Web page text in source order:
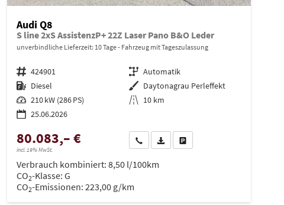
Audi Q8
S line 2xS AssistenzP+ 22Z Laser Pano B&O Leder
unverbindliche Lieferzeit: 10 Tage Fahrzeug mit Tageszulassung
Fahrzeugnr. 424901 Getriebe Automatik
Kraftstoff Diesel Außenfarbe Daytonagrau Perleffekt
Leistung 210 kW (286 PS) Kilometerstand 10 km
25.06.2026
80.083,– €
incl. 19% MwSt.
Wir rufen Sie anPDF-Datei, Fahrzeugexposé drucken
Drucken, parken oder
Verbrauch kombiniert: 8,50 l/100km
CO2-Klasse: G
CO2-Emissionen: 223,00 g/km